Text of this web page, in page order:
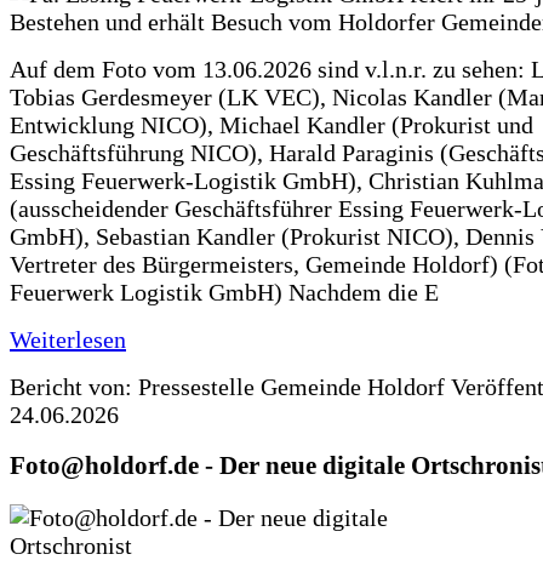
Auf dem Foto vom 13.06.2026 sind v.l.n.r. zu sehen:
Tobias Gerdesmeyer (LK VEC), Nicolas Kandler
Entwicklung NICO), Michael Kandler (Prokurist und
Geschäftsführung NICO), Harald Paraginis
Essing Feuerwerk-Logistik GmbH), Christian
(ausscheidender Geschäftsführer Essing Feuerwerk-
GmbH), Sebastian Kandler (Prokurist NICO),
Vertreter des Bürgermeisters, Gemeinde Holdorf)
Feuerwerk Logistik GmbH) Nachdem die E
Weiterlesen
Bericht von: Pressestelle Gemeinde Holdorf
24.06.2026
Foto@holdorf.de - Der neue digitale